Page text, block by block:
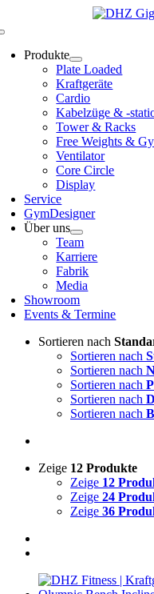
Produkte
Plate Loaded
Kraftgeräte
Cardio
Kabelzüge & -
Tower & Racks
Free Weights &
Ventilator
Core Circle
Display
Service
GymDesigner
Über uns
Team
Karriere
Fabrik
Media
Showroom
Events & Termine
Sortieren nach
Sortieren nach
Sortieren nach
Sortieren nach
Sortieren nach
Sortieren nach
Zeige 12 Produkte
Zeige 12
Zeige 24
Zeige 36